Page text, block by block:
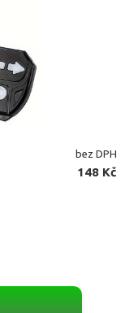
bez DPH
148 Kč